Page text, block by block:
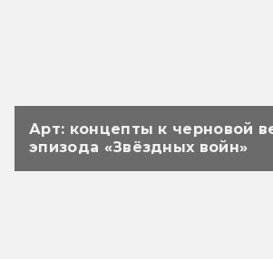
Арт: концепты к черновой
эпизода «Звёздных войн»